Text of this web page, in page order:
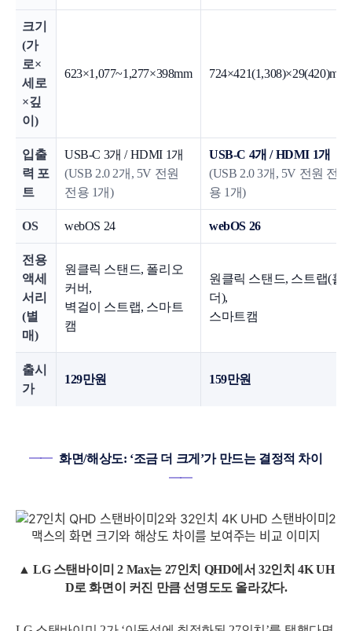
크기
(가
로×
세로
×깊
이)
623×1,077~1,277×398mm 724×421(1,308)×29(420)mm
입출
력 포
트
USB-C 3개 / HDMI 1개
(USB 2.0 2개, 5V 전원
전용 1개)
USB-C 4개 / HDMI 1개
(USB 2.0 3개, 5V 전원 전
용 1개)
OS webOS 24 webOS 26
전용
액세
서리
(별
매)
원클릭 스탠드, 폴리오
커버,
벽걸이 스트랩, 스마트
캠
원클릭 스탠드, 스트랩(홀
더),
스마트캠
출시
가
129만원 159만원
━━ 화면/해상도: ‘조금 더 크게’가 만드는 결정적 차이
━━
▲ LG 스탠바이미 2 Max는 27인치 QHD에서 32인치 4K UH
D로 화면이 커진 만큼 선명도도 올라갔다.